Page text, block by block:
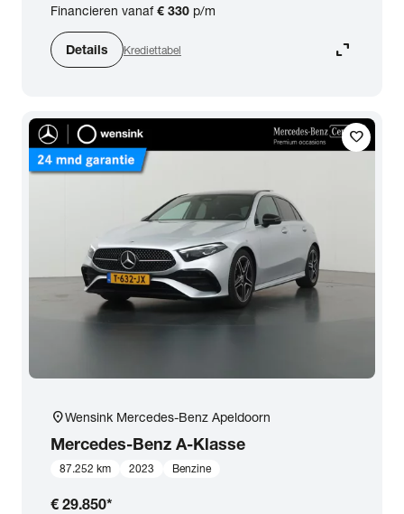
Financieren vanaf€ 330 p/m
Details Krediettabel expand_content
favorite
location_onWensink Mercedes-Benz Apeldoorn
Mercedes-Benz A-Klasse
87.252 km 2023 Benzine
€ 29.850*